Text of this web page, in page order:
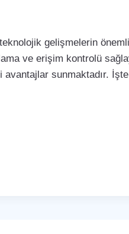
gelişmelerin önemli
ve erişim kontrolü
avantajlar sunmaktadır.